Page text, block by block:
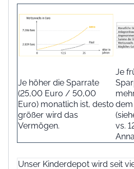
Je höher die Sparrate
(25,00 Euro / 50,00
Euro) monatlich ist, desto
größer wird das
Vermögen.
Je
dem
vs.
Unser Kinderdepot wird seit